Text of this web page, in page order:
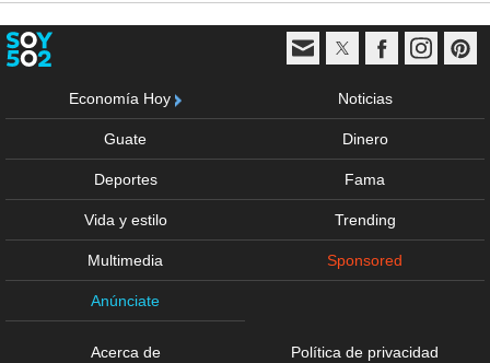
Economía Hoy Noticias
Guate Dinero
Deportes Fama
Vida y estilo Trending
Multimedia Sponsored
Anúnciate
Acerca de Política de privacidad